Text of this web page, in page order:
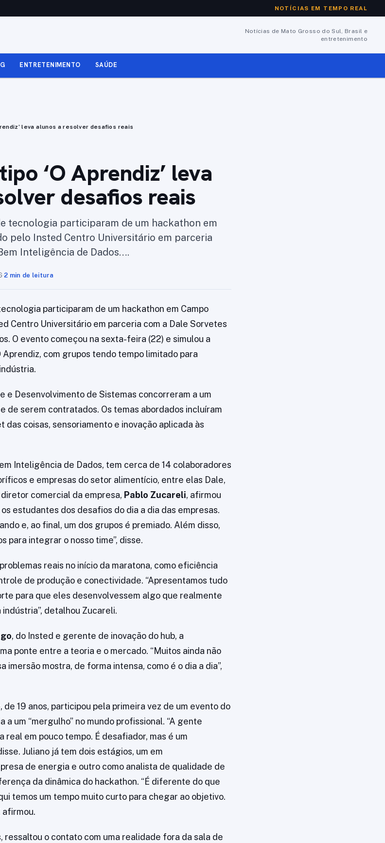
NOTÍCIAS EM TEMPO REAL
Notícias de Mato Grosso do Sul, Brasil e
entretenimento
ENTRETENIMENTO SAÚDE
leva alunos a resolver desafios reais
‘O Aprendiz’ leva
desafios reais
tecnologia participaram de um hackathon em
pelo Insted Centro Universitário em parceria
Inteligência de Dados….
·2 min de leitura
participaram de um hackathon em Campo
Centro Universitário em parceria com a Dale Sorvetes
O evento começou na sexta-feira (22) e simulou a
com grupos tendo tempo limitado para
e Desenvolvimento de Sistemas concorreram a um
de serem contratados. Os temas abordados incluíram
coisas, sensoriamento e inovação aplicada às
Inteligência de Dados, tem cerca de 14 colaboradores
e empresas do setor alimentício, entre elas Dale,
comercial da empresa, Pablo Zucareli, afirmou
estudantes dos desafios do dia a dia das empresas.
e, ao final, um dos grupos é premiado. Além disso,
para integrar o nosso time”, disse.
reais no início da maratona, como eficiência
de produção e conectividade. “Apresentamos tudo
para que eles desenvolvessem algo que realmente
detalhou Zucareli.
, do Insted e gerente de inovação do hub, a
ponte entre a teoria e o mercado. “Muitos ainda não
imersão mostra, de forma intensa, como é o dia a dia”,
, de 19 anos, participou pela primeira vez de um evento do
a um “mergulho” no mundo profissional. “A gente
real em pouco tempo. É desafiador, mas é um
Juliano já tem dois estágios, um em
de energia e outro como analista de qualidade de
da dinâmica do hackathon. “É diferente do que
temos um tempo muito curto para chegar ao objetivo.
afirmou.
ressaltou o contato com uma realidade fora da sala de